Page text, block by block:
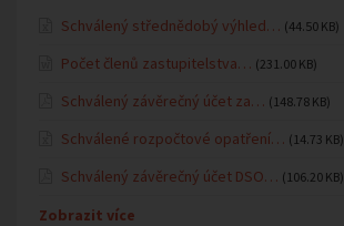
Schválený střednědobý výhled… (44.50 KB)
Počet členů zastupitelstva… (231.00 KB)
Schválený závěrečný účet za… (148.78 KB)
Schválené rozpočtové opatření… (14.73 KB)
Schválený závěrečný účet DSO… (106.20 KB)
Zobrazit více